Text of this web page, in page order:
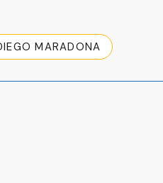
MARADONA